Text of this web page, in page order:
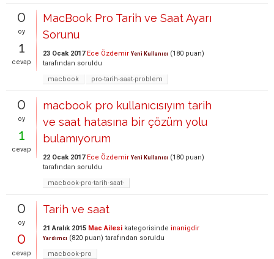
0
oy
1
cevap
MacBook Pro Tarih ve Saat Ayarı
Sorunu
23 Ocak 2017 Ece Özdemir Yeni Kullanıcı (180 puan)
tarafından soruldu
macbook
pro-tarih-saat-problem
0
oy
1
cevap
macbook pro kullanıcısıyım tarih
ve saat hatasına bir çözüm yolu
bulamıyorum
22 Ocak 2017 Ece Özdemir Yeni Kullanıcı (180 puan)
tarafından soruldu
macbook-pro-tarih-saat-
0
oy
0
cevap
Tarih ve saat
21 Aralık 2015 Mac Ailesi kategorisinde inanigdir
Yardımcı (820 puan) tarafından soruldu
macbook-pro